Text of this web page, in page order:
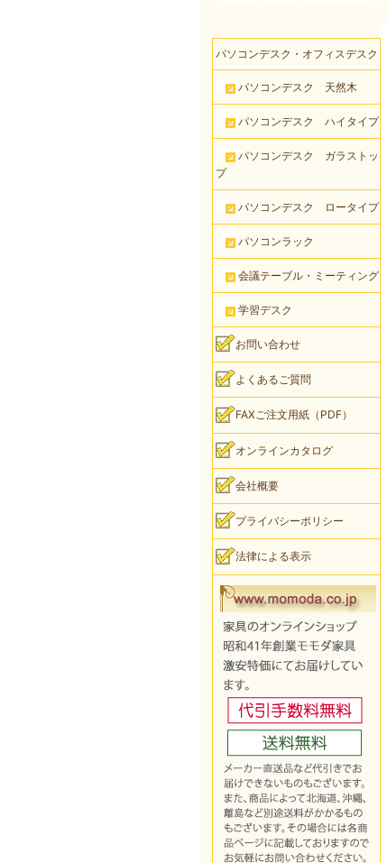
パソコンデスク・オフィスデスク
パソコンデスク 天然木
パソコンデスク ハイタイプ
パソコンデスク ガラストッ
プ
パソコンデスク ロータイプ
パソコンラック
会議テーブル・ミーティング
学習デスク
お問い合わせ
よくあるご質問
FAXご注文用紙（PDF）
オンラインカタログ
会社概要
プライバシーポリシー
法律による表示